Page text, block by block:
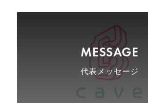
企業理念
MESSAGE
代表メッセージ